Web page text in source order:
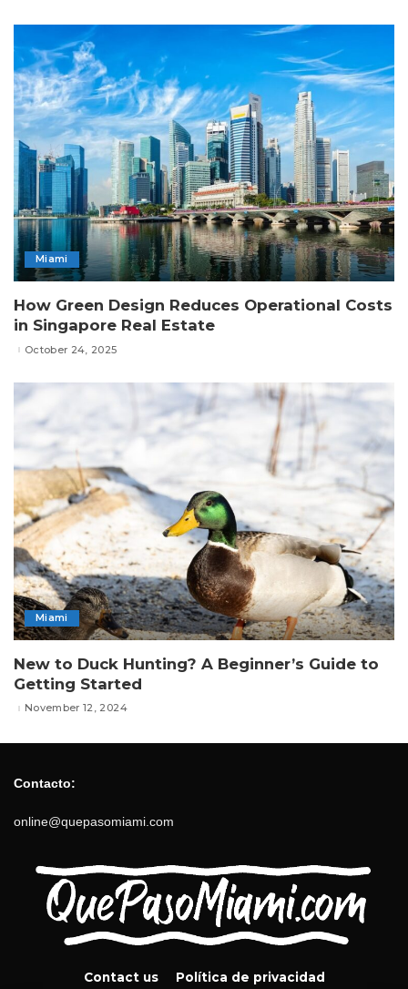
Miami
How Green Design Reduces Operational Costs
in Singapore Real Estate
October 24, 2025
Miami
New to Duck Hunting? A Beginner’s Guide to
Getting Started
November 12, 2024
Contacto:
online@quepasomiami.com
Contact us Política de privacidad